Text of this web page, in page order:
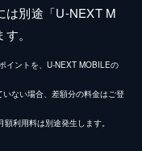
は別途「U-NEXT M
。
イントを、U-NEXT MOBILEの
ない場合、差額分の料金はご登
利用料は別途発生します。